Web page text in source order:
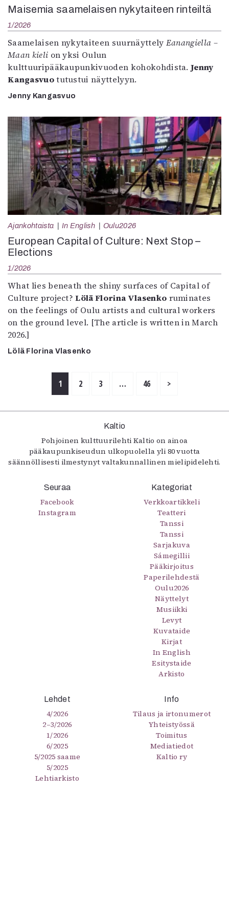
Maisemia saamelaisen nykytaiteen rinteiltä
1/2026
Saamelaisen nykytaiteen suurnäyttely Eanangiella –
Maan kieli on yksi Oulun
kulttuuripääkaupunkivuoden kohokohdista.Jenny
Kangasvuotutustui näyttelyyn.
Jenny Kangasvuo
Ajankohtaista In English Oulu2026
European Capital of Culture: Next Stop –
Elections
1/2026
What lies beneath the shiny surfaces of Capital of
Culture project?Lölä Florina Vlasenko ruminates
on the feelings of Oulu artists and cultural workers
on the ground level. [The article is written in March
2026.]
Lölä Florina Vlasenko
1 2 3 … 46 >
Kaltio
Pohjoinen kulttuurilehti Kaltio on ainoa
pääkaupunkiseudun ulkopuolella yli 80 vuotta
säännöllisesti ilmestynyt valtakunnallinen mielipidelehti.
Seuraa
Facebook
Instagram
Kategoriat
Verkkoartikkeli
Teatteri
Tanssi
Tanssi
Sarjakuva
Sámegillii
Pääkirjoitus
Paperilehdestä
Oulu2026
Näyttelyt
Musiikki
Levyt
Kuvataide
Kirjat
In English
Esitystaide
Arkisto
Lehdet
4/2026
2–3/2026
1/2026
6/2025
5/2025 saame
5/2025
Lehtiarkisto
Info
Tilaus ja irtonumerot
Yhteistyössä
Toimitus
Mediatiedot
Kaltio ry